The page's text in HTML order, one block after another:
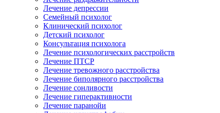
Лечение депрессии
Семейный психолог
Клинический психолог
Детский психолог
Консультация психолога
Лечение психологических расстройств
Лечение ПТСР
Лечение тревожного расстройства
Лечение биполярного расстройства
Лечение сонливости
Лечение гиперактивности
Лечение паранойи